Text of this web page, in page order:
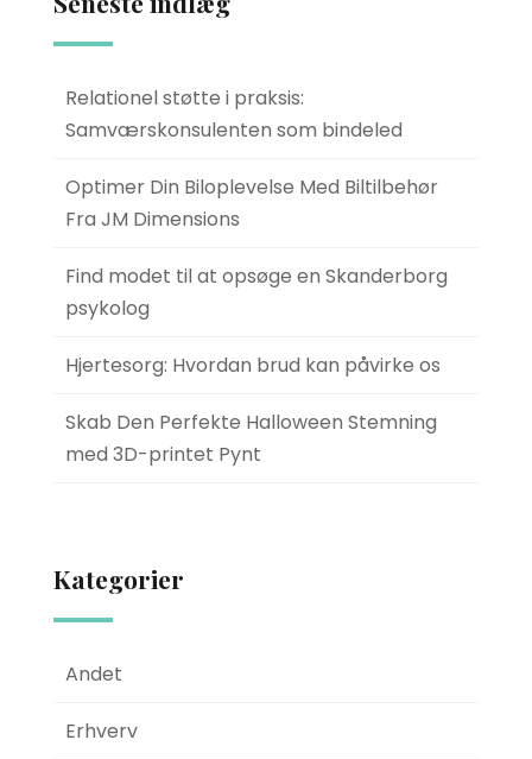
Relationel støtte i praksis:
Samværskonsulenten som bindeled
Optimer Din Biloplevelse Med Biltilbehør
Fra JM Dimensions
Find modet til at opsøge en Skanderborg
psykolog
Hjertesorg: Hvordan brud kan påvirke os
Skab Den Perfekte Halloween Stemning
med 3D-printet Pynt
Kategorier
Andet
Erhverv